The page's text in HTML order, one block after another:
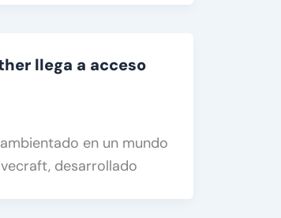
llega a acceso
en un mundo
desarrollado